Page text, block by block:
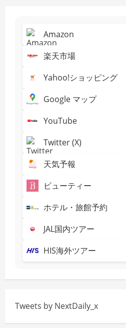
Amazon
楽天市場
Yahoo!ショッピング
Google マップ
YouTube
Twitter (X)
天気予報
ビューティー
ホテル・旅館予約
JAL国内ツアー
HIS海外ツアー
Tweets by NextDaily_x